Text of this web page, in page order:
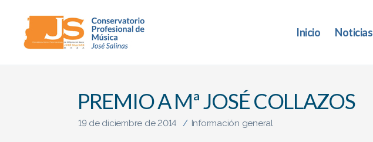
Inicio Noticias
PREMIO A Mª JOSÉ COLLAZOS
19 de diciembre de 2014 / Información general